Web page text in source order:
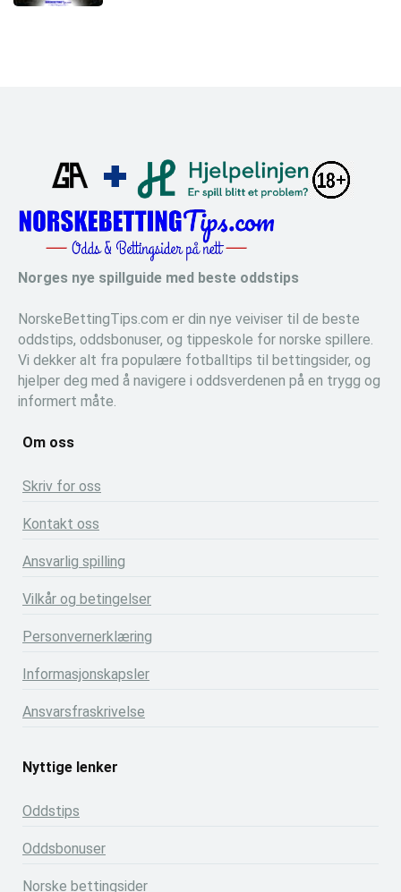
Norges nye spillguide med beste oddstips
NorskeBettingTips.com er din nye veiviser til de beste
oddstips, oddsbonuser, og tippeskole for norske spillere.
Vi dekker alt fra populære fotballtips til bettingsider, og
hjelper deg med å navigere i oddsverdenen på en trygg og
informert måte.
Om oss
Skriv for oss
Kontakt oss
Ansvarlig spilling
Vilkår og betingelser
Personvernerklæring
Informasjonskapsler
Ansvarsfraskrivelse
Nyttige lenker
Oddstips
Oddsbonuser
Norske bettingsider